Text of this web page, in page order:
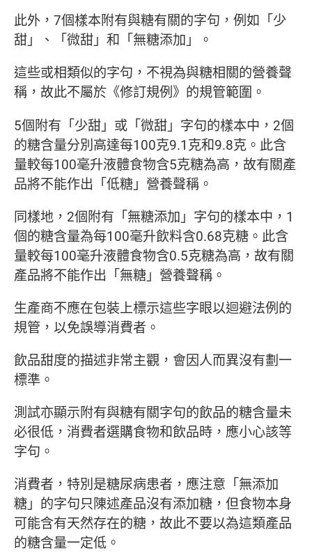
此外，7個樣本附有與糖有關的字句，例如「少
甜」、「微甜」和「無糖添加」。
這些或相類似的字句，不視為與糖相關的營養聲
稱，故此不屬於《修訂規例》的規管範圍。
5個附有「少甜」或「微甜」字句的樣本中，2個
的糖含量分別高達每100克9.1克和9.8克。此含
量較每100毫升液體食物含5克糖為高，故有關產
品將不能作出「低糖」營養聲稱。
同樣地，2個附有「無糖添加」字句的樣本中，1
個的糖含量為每100毫升飲料含0.68克糖。此含
量較每100毫升液體食物含0.5克糖為高，故有關
產品將不能作出「無糖」營養聲稱。
生產商不應在包裝上標示這些字眼以迴避法例的
規管，以免誤導消費者。
飲品甜度的描述非常主觀，會因人而異沒有劃一
標準。
測試亦顯示附有與糖有關字句的飲品的糖含量未
必很低，消費者選購食物和飲品時，應小心該等
字句。
消費者，特別是糖尿病患者，應注意「無添加
糖」的字句只陳述產品沒有添加糖，但食物本身
可能含有天然存在的糖，故此不要以為這類產品
的糖含量一定低。